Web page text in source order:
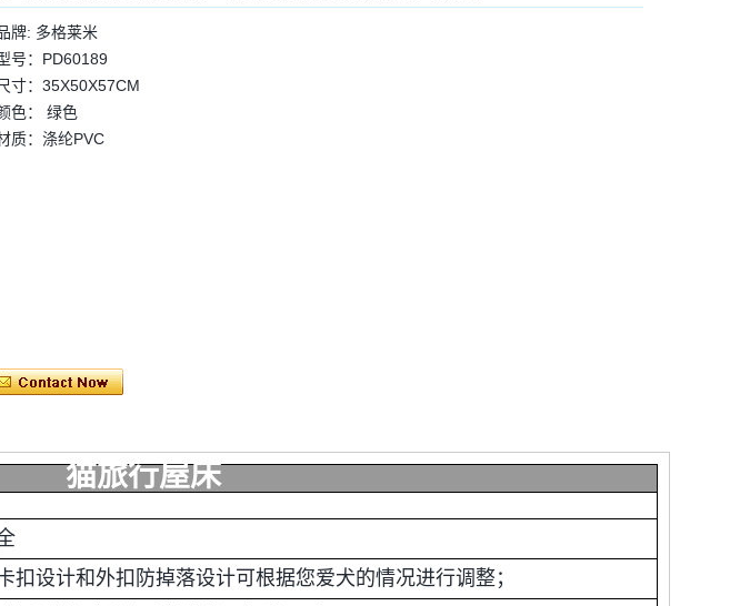
牌: 多格莱米
号：PD60189
寸：35X50X57CM
色： 绿色
质：涤纶PVC
猫旅行屋床
扣设计和外扣防掉落设计可根据您爱犬的情况进行调整；